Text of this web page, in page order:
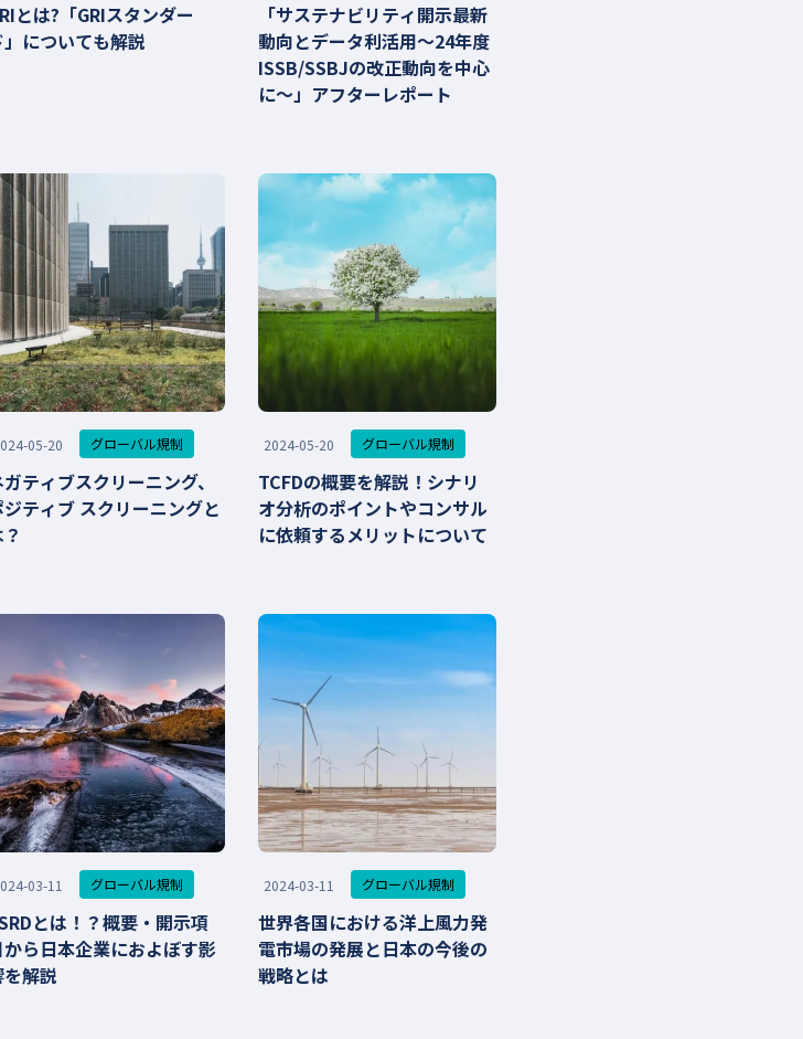
とは?「GRIスタンダー
」についても解説
「サステナビリティ開示最新
動向とデータ利活用～24年度
ISSB/SSBJの改正動向を中心
に～」アフターレポート
05-20 グローバル規制
ティブスクリーニング、
ティブ スクリーニングと
2024-05-20 グローバル規制
TCFDの概要を解説！シナリ
オ分析のポイントやコンサル
に依頼するメリットについて
03-11 グローバル規制
とは！？概要・開示項
から日本企業におよぼす影
解説
2024-03-11 グローバル規制
世界各国における洋上風力発
電市場の発展と日本の今後の
戦略とは